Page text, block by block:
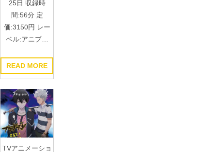
25日 収録時
間:56分 定
価:3150円 レー
ベル:アニプ…
READ MORE
TVアニメーショ